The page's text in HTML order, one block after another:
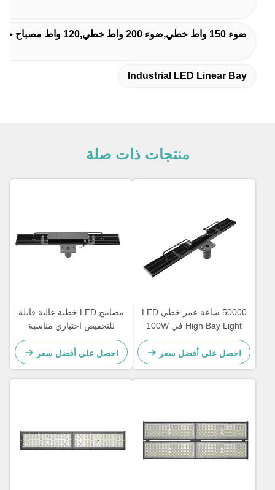
ضوء 150 واط خطي,ضوء 200 واط خطي,120 واط مصباح خطي عالي
Industrial LED Linear Bay
منتجات ذات صلة
50000 ساعة عمر خطي LED
High Bay Light في 100W
120W 150W 200W 240W و
300W خيارات الطاقة للإضاءة
الصناعية
احصل على أفضل سعر
مصابيح LED خطية عالية قابلة
للتخفيض اختياري مناسبة
لمرافق التخزين الصناعية
ومشاريع الإضاءة التجارية
احصل على أفضل سعر